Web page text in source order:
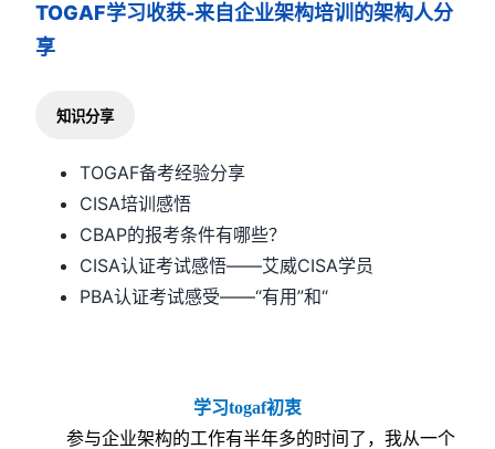
TOGAF学习收获-来自企业架构培训的架构人分
享
知识分享
TOGAF备考经验分享
CISA培训感悟
CBAP的报考条件有哪些？
CISA认证考试感悟——艾威CISA学员
PBA认证考试感受——“有用”和“
学习togaf初衷
参与企业架构的工作有半年多的时间了，我从一个